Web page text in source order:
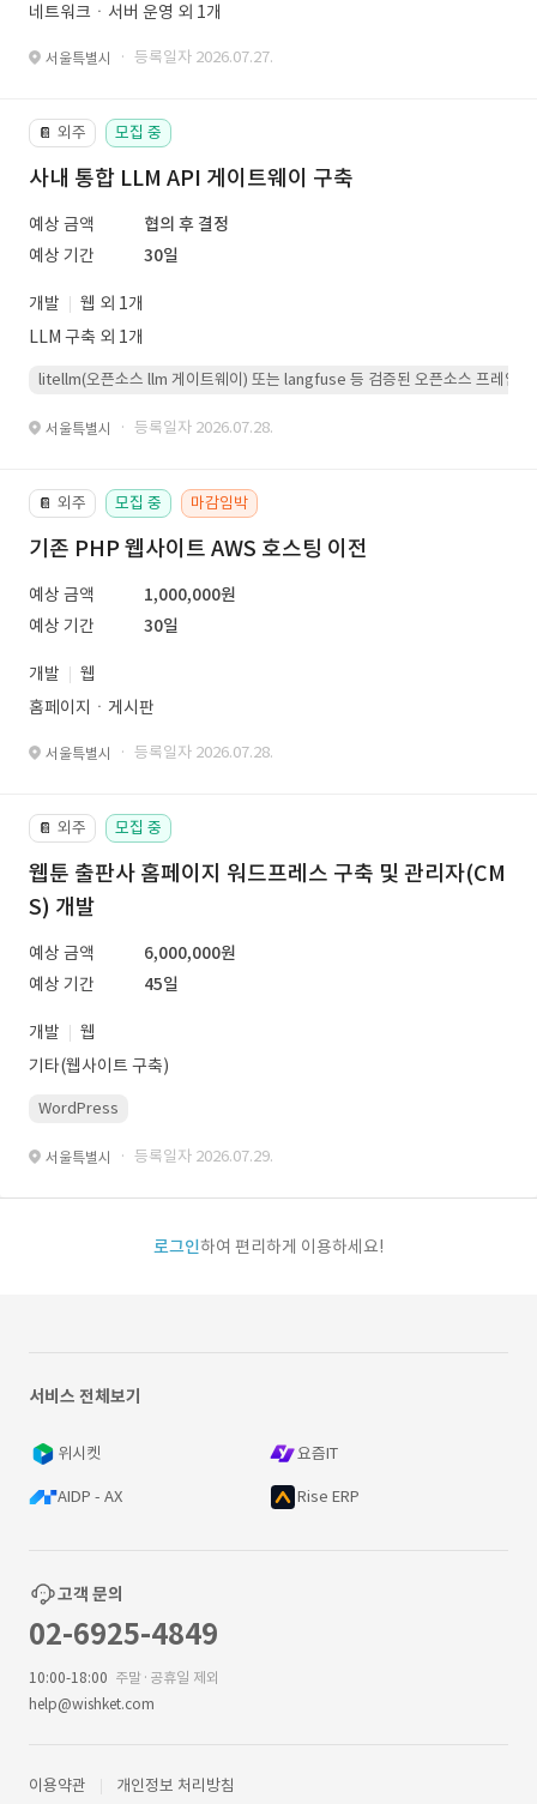
네트워크ㆍ서버 운영 외 1개
서울특별시 · 등록일자 2026.07.27.
📔 외주 모집 중
사내 통합 LLM API 게이트웨이 구축
예상 금액
협의 후 결정
예상 기간
30일
개발
웹 외 1개
LLM 구축 외 1개
litellm(오픈소스 llm 게이트웨이) 또는 langfuse 등 검증된 오픈소스 프레임워
서울특별시 · 등록일자 2026.07.28.
📔 외주 모집 중 마감임박
기존 PHP 웹사이트 AWS 호스팅 이전
예상 금액
1,000,000원
예상 기간
30일
개발
웹
홈페이지ㆍ게시판
서울특별시 · 등록일자 2026.07.28.
📔 외주 모집 중
웹툰 출판사 홈페이지 워드프레스 구축 및 관리자(CM
S) 개발
예상 금액
6,000,000원
예상 기간
45일
개발
웹
기타(웹사이트 구축)
WordPress
서울특별시 · 등록일자 2026.07.29.
로그인하여 편리하게 이용하세요!
서비스 전체보기
위시켓 요즘IT
AIDP - AX Rise ERP
고객 문의
02-6925-4849
10:00-18:00 주말·공휴일 제외
help@wishket.com
이용약관 개인정보 처리방침